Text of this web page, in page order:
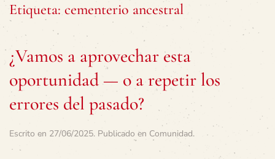
Etiqueta: cementerio ancestral
¿Vamos a aprovechar esta
oportunidad — o a repetir los
errores del pasado?
Escrito en 27/06/2025. Publicado en Comunidad.